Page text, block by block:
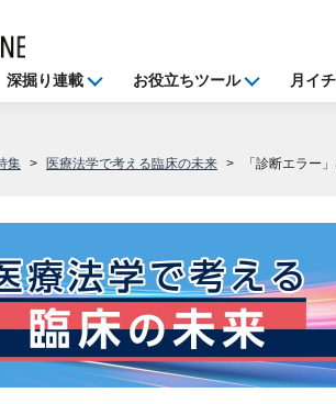
深掘り連載 お役立ちツール 月イ
集 医療法学で考える臨床の未来 「診断エラー